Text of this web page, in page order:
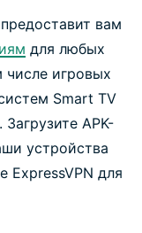
вам
для любых
игровых
Smart TV
Загрузите APK-
устройства
ExpressVPN для